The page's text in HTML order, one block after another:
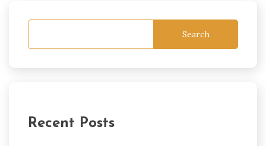
Search
Recent Posts